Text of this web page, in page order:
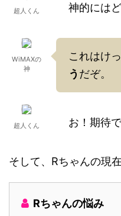
超人くん 神的には
WiMAXの
神
これはけ
う だぞ。
超人くん お！期待
そして、Rちゃんの現
Rちゃんの悩み